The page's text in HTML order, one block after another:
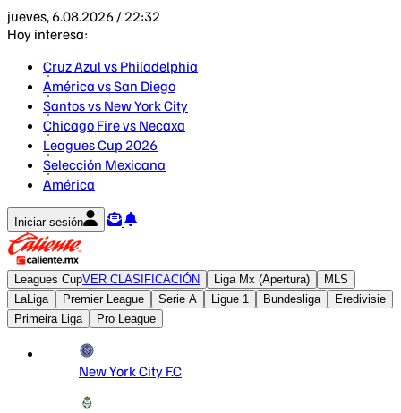
jueves, 6.08.2026 / 22:32
Hoy interesa:
Cruz Azul vs Philadelphia
América vs San Diego
Santos vs New York City
Chicago Fire vs Necaxa
Leagues Cup 2026
Selección Mexicana
América
Iniciar sesión
Leagues CupVER CLASIFICACIÓN Liga Mx (Apertura)
MLS
LaLiga
Premier League Serie A Ligue 1 Bundesliga
Eredivisie
Primeira Liga
Pro League
New York City F.C